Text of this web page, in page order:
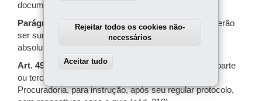
documentos e parecer do Procurador Regional.
Parágrafo único. A instrução e fundamentação poderão
ser sumárias em casos de erro grosseiro, nulidade
absoluta ou cumprimento de ordem judicial.
Art. 49.
Os pedidos de desarquivamento feitos pela parte
ou terceiro interessado somente serão remetidos à
Procuradoria, para instrução, após seu regular protocolo,
Rejeitar todos os cookies não-
necessários
Aceitar tudo